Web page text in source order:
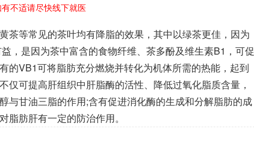
不适请尽快线下就医
茶等常见的茶叶均有降脂的效果，其中以绿茶更佳，因为
，是因为茶中富含的食物纤维、茶多酚及维生素B1，可促
的VB1可将脂肪充分燃烧并转化为机体所需的热能，起到
可提高肝组织中肝脂酶的活性、降低过氧化脂质含量，
与甘油三脂的作用;含有促进消化酶的生成和分解脂肪的成
肪肝有一定的防治作用。